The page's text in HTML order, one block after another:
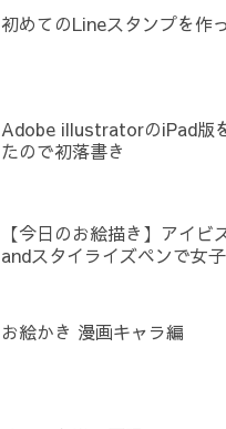
初めてのLineスタンプを作
Adobe illustratorのiPad版
たので初落書き
【今日のお絵描き】アイビ
andスタイライズペンで女子
お絵かき 漫画キャラ編